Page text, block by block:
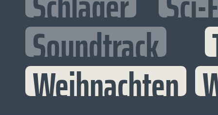
Soundtrack
Weihnachten